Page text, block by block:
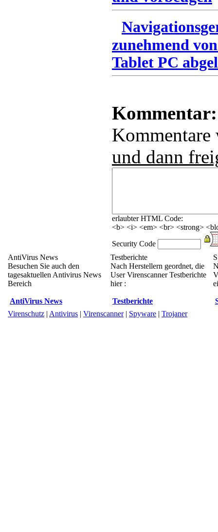
zunehmend
Tablet PC
Kommentar:
und dann
erlaubter HTML Code:
<b> <i> <em> <br> <strong>
Security Code
AntiVirus News
Besuchen Sie auch den
tagesaktuellen Antivirus News
Bereich
AntiVirus News
Testberichte
Nach Herstellern geordnet, die
User Virenscanner Testberichte
hier :
Testberichte
Virenschutz | Antivirus | Virenscanner| Spyware | Trojaner